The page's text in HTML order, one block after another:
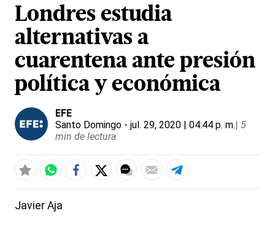
Londres estudia
alternativas a
cuarentena ante presión
política y económica
EFE
Santo Domingo - jul. 29, 2020 | 04:44 p. m.| 5
min de lectura
Javier Aja